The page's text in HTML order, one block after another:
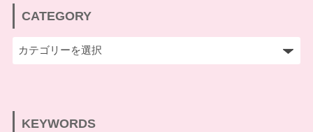
CATEGORY
KEYWORDS